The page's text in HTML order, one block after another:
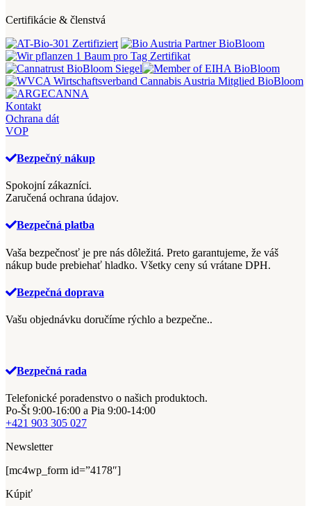
Certifikácie & členstvá
Kontakt
Ochrana dát
VOP
Bezpečný nákup
Spokojní zákazníci.
Zaručená ochrana údajov.
Bezpečná platba
Vaša bezpečnosť je pre nás dôležitá. Preto garantujeme, že váš
nákup bude prebiehať hladko. Všetky ceny sú vrátane DPH.
Bezpečná doprava
Vašu objednávku doručíme rýchlo a bezpečne..
Bezpečná rada
Telefonické poradenstvo o našich produktoch.
Po-Št 9:00-16:00 a Pia 9:00-14:00
+421 903 305 027
Newsletter
[mc4wp_form id=”4178″]
Kúpiť